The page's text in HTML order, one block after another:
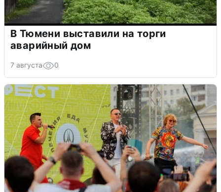
В Тюмени выставили на торги
аварийный дом
7 августа 0